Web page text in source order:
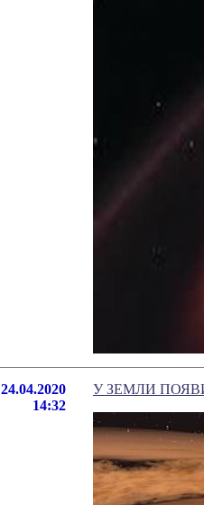
24.04.2020
14:32
У ЗЕМЛИ